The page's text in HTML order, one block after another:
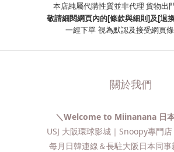
本店純屬代購性質並非代理 貨物出
敬請細閱網頁內的[條款與細則]及[退
一經下單 視為默認及接受網頁
關於我們
＼Welcome to Miinanana 日
USJ 大阪環球影城｜Snoopy專門
每月日韓連線＆長駐大阪日本同事